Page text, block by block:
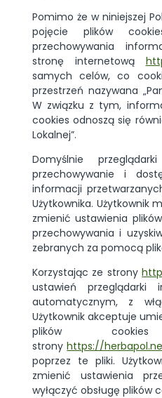
Pomimo że w niniejszej
pojęcie plików
przechowywania
stronę internetową
samych celów, co
przestrzeń nazywana
W związku z tym,
cookies odnoszą się
Lokalnej”.
Domyślnie
przechowywanie i
informacji
Użytkownika. Użytkownik
zmienić ustawienia
przechowywania i
zebranych za pomocą
Korzystając ze strony
ustawień
automatycznym, z
Użytkownik akceptuje
plików
stronyhttps://
poprzez te pliki.
zmienić ustawienia
wyłączyć obsługę plików